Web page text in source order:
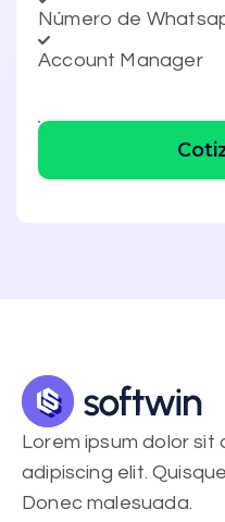
Número de
Account Manager
✓ Widget de Reviews
✓ Moderación de
✓ Importación de
✓ Reviews con foto,
✓ Soporte
Lorem ipsum dolor
adipiscing elit.
Donec malesuada.